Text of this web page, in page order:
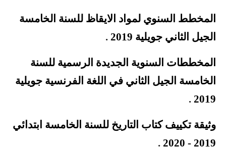
المخطط السنوي لمواد الايقاظ للسنة الخامسة
الجيل الثاني جويلية 2019
.
المخططات السنوية الجديدة الرسمية للسنة
الخامسة الجيل الثاني في اللغة الفرنسية جويلية
2019
.
وثيقة تكييف كتاب التاريخ للسنة الخامسة ابتدائي
2019 - 2020
.